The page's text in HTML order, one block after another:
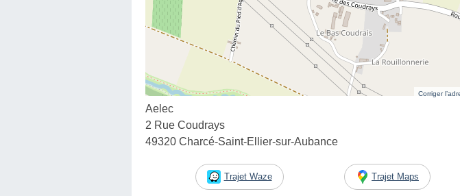
Corriger
Aelec
2 Rue Coudrays
49320 Charcé-Saint-Ellier-sur-Aubance
Trajet Waze Trajet Maps